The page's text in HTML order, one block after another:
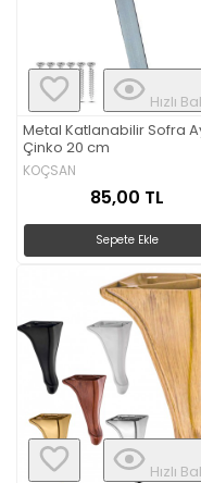
Hızlı
Metal Katlanabilir Sofra
Çinko 20 cm
KOÇSAN
85,00 TL
Sepete Ekle
Hızlı